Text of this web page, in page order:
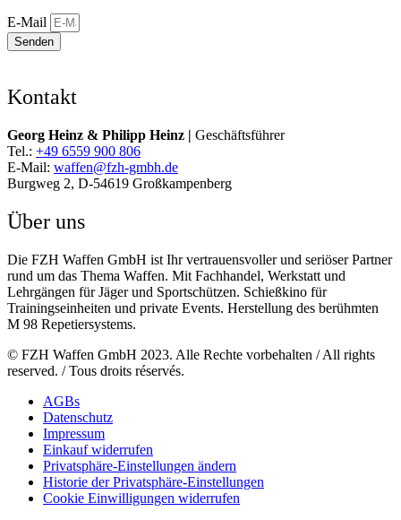
E-Mail
Senden
Kontakt
Georg Heinz & Philipp Heinz | Geschäftsführer
Tel.: +49 6559 900 806
E-Mail: waffen@fzh-gmbh.de
Burgweg 2, D-54619 Großkampenberg
Über uns
Die FZH Waffen GmbH ist Ihr vertrauensvoller und seriöser Partner
rund um das Thema Waffen. Mit Fachhandel, Werkstatt und
Lehrgängen für Jäger und Sportschützen. Schießkino für
Trainingseinheiten und private Events. Herstellung des berühmten
M 98 Repetiersystems.
© FZH Waffen GmbH 2023. Alle Rechte vorbehalten / All rights
reserved. / Tous droits réservés.
AGBs
Datenschutz
Impressum
Einkauf widerrufen
Privatsphäre-Einstellungen ändern
Historie der Privatsphäre-Einstellungen
Cookie Einwilligungen widerrufen